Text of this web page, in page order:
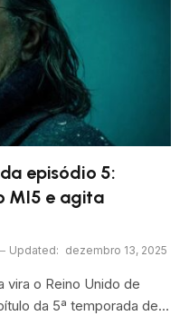
episódio 5:
MI5 e agita
Updated: dezembro 13, 2025
vira o Reino Unido de
da 5ª temporada de…